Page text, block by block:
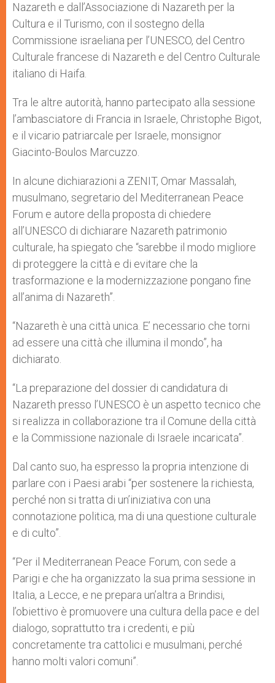
Nazareth e dall’Associazione di Nazareth per la
Cultura e il Turismo, con il sostegno della
Commissione israeliana per l’UNESCO, del Centro
Culturale francese di Nazareth e del Centro Culturale
italiano di Haifa.
Tra le altre autorità, hanno partecipato alla sessione
l’ambasciatore di Francia in Israele, Christophe Bigot,
e il vicario patriarcale per Israele, monsignor
Giacinto-Boulos Marcuzzo.
In alcune dichiarazioni a ZENIT, Omar Massalah,
musulmano, segretario del Mediterranean Peace
Forum e autore della proposta di chiedere
all’UNESCO di dichiarare Nazareth patrimonio
culturale, ha spiegato che “sarebbe il modo migliore
di proteggere la città e di evitare che la
trasformazione e la modernizzazione pongano fine
all’anima di Nazareth”.
“Nazareth è una città unica. E’ necessario che torni
ad essere una città che illumina il mondo”, ha
dichiarato.
“La preparazione del dossier di candidatura di
Nazareth presso l’UNESCO è un aspetto tecnico che
si realizza in collaborazione tra il Comune della città
e la Commissione nazionale di Israele incaricata”.
Dal canto suo, ha espresso la propria intenzione di
parlare con i Paesi arabi “per sostenere la richiesta,
perché non si tratta di un’iniziativa con una
connotazione politica, ma di una questione culturale
e di culto”.
“Per il Mediterranean Peace Forum, con sede a
Parigi e che ha organizzato la sua prima sessione in
Italia, a Lecce, e ne prepara un’altra a Brindisi,
l’obiettivo è promuovere una cultura della pace e del
dialogo, soprattutto tra i credenti, e più
concretamente tra cattolici e musulmani, perché
hanno molti valori comuni”.